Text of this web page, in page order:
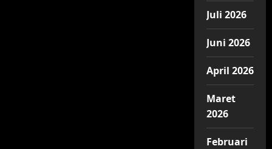
Juli 2026
Juni 2026
April 2026
Maret
2026
Februari